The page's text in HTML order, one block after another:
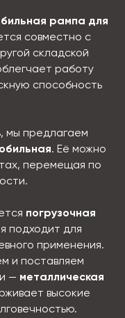
рампа для
совместно с
складской
работу
способность
мы предлагаем
. Её можно
перемещая по
погрузочная
подходит для
применения.
и поставляем
— металлическая
высокие